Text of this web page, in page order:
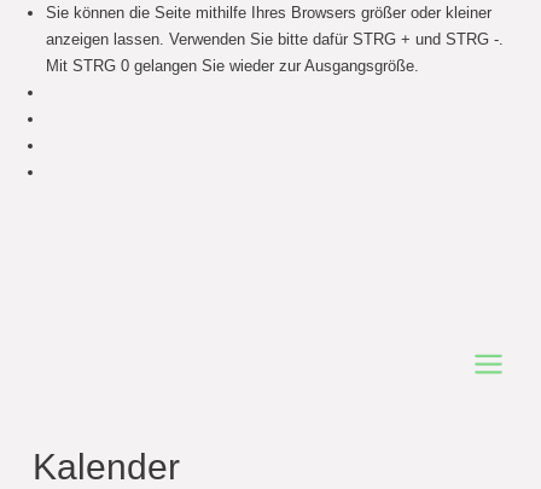
Sie können die Seite mithilfe Ihres Browsers größer oder kleiner
anzeigen lassen. Verwenden Sie bitte dafür STRG + und STRG -.
Mit STRG 0 gelangen Sie wieder zur Ausgangsgröße.
Main
Kalender